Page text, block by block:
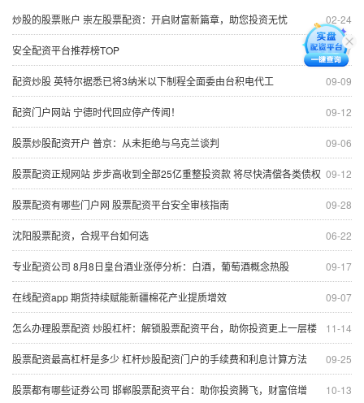
02-24
炒股的股票账户 崇左股票配资：开启财富新篇章，助您投资无忧
06-17
安全配资平台推荐榜TOP
09-09
配资炒股 英特尔据悉已将3纳米以下制程全面委由台积电代工
09-12
配资门户网站 宁德时代回应停产传闻！
09-06
股票炒股配资开户 普京：从未拒绝与乌克兰谈判
09-12
股票配资正规网站 步步高收到全部25亿重整投资款 将尽快清偿各类债权
09-28
股票配资有哪些门户网 股票配资平台安全审核指南
06-22
沈阳股票配资，合规平台如何选
09-17
专业配资公司 8月8日皇台酒业涨停分析：白酒，葡萄酒概念热股
09-07
在线配资app 期货持续赋能新疆棉花产业提质增效
11-14
怎么办理股票配资 炒股杠杆：解锁股票配资平台，助你投资更上一层楼
09-25
股票配资最高杠杆是多少 杠杆炒股配资门户的手续费和利息计算方法
10-13
股票都有哪些证券公司 邯郸股票配资平台：助你投资腾飞，财富倍增